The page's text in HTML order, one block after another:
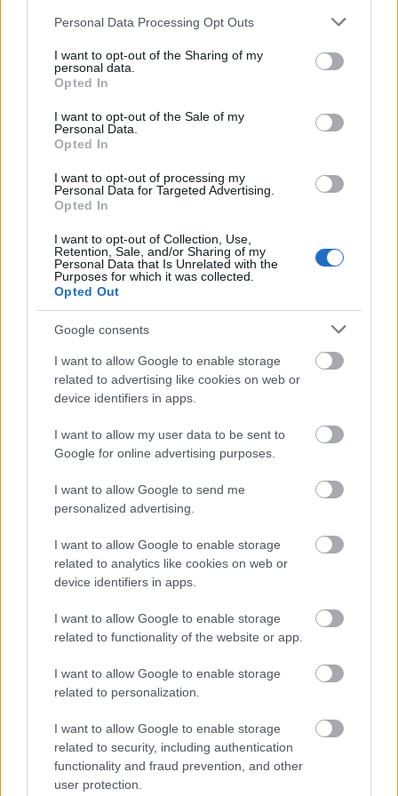
Please note that this website/app uses one or more Google
not limited to your visit or usage behaviour. You may click to
grant or deny consent to Google and its third-party tags to
use your data for below specified purposes in below Google
consent section.
Personal Data Processing Opt Outs
I want to opt-out of the Sharing of my
personal data.
Opted In
I want to opt-out of the Sale of my
Personal Data.
Opted In
I want to opt-out of processing my
Personal Data for Targeted Advertising.
Opted In
I want to opt-out of Collection, Use,
Retention, Sale, and/or Sharing of my
Personal Data that Is Unrelated with the
Purposes for which it was collected.
Opted Out
Google consents
I want to allow Google to enable storage
related to advertising like cookies on web or
device identifiers in apps.
I want to allow my user data to be sent to
Google for online advertising purposes.
I want to allow Google to send me
personalized advertising.
I want to allow Google to enable storage
related to analytics like cookies on web or
device identifiers in apps.
I want to allow Google to enable storage
related to functionality of the website or app.
I want to allow Google to enable storage
related to personalization.
I want to allow Google to enable storage
related to security, including authentication
functionality and fraud prevention, and other
user protection.
A monorail vonal irányítása automatikusan
elvégezhető a Bauman vasútállomáson található
számítógépes vezérlőteremből. Emellett minden
állomáson vannak állomásirányító szobák, így a
állomásról. A monorail vonatok félautomata
üzemmódban működtek, ahol az elektronikus
üzemmód is, amelyben a járműtelepen lévő kezelő
irányította a vonatokat. A monorailt hét alállomás
és egy a járműtelephez.
Wikimedia Commons)
Utasforgalom
Az állomások 2008. január 1-jén 6:50 és 23:00 között
a vonal január 10-én kezdte meg működését
közlekedési módban. Az utazási idő 9 és 22 perc
között volt, egyszerre 2-5 monorail közlekedett. A
személyzet létszáma csak a vezetőkre csökkent, az